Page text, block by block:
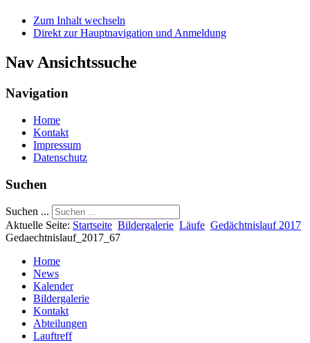
Zum Inhalt wechseln
Direkt zur Hauptnavigation und Anmeldung
Nav Ansichtssuche
Navigation
Home
Kontakt
Impressum
Datenschutz
Suchen
Suchen ...
Aktuelle Seite: Startseite Bildergalerie Läufe Gedächtnislauf 2017
Gedaechtnislauf_2017_67
Home
News
Kalender
Bildergalerie
Kontakt
Abteilungen
Lauftreff